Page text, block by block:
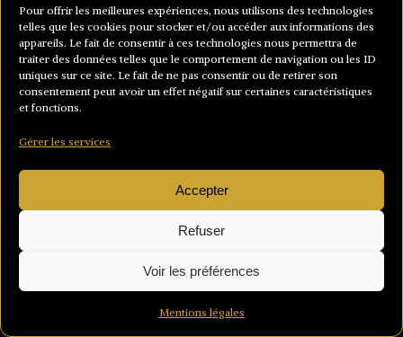
Pour offrir les meilleures expériences, nous utilisons des technologies
telles que les cookies pour stocker et/ou accéder aux informations des
appareils. Le fait de consentir à ces technologies nous permettra de
traiter des données telles que le comportement de navigation ou les ID
uniques sur ce site. Le fait de ne pas consentir ou de retirer son
consentement peut avoir un effet négatif sur certaines caractéristiques
et fonctions.
Gérer les services
Accepter
Refuser
Voir les préférences
Mentions légales